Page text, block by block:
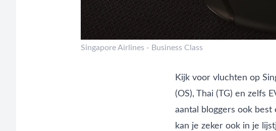
Singapore Airlines - Business Class
Kijk voor vluchten op
(OS), Thai (TG) en zelfs
aantal bloggers ook
kan je zeker ook in je